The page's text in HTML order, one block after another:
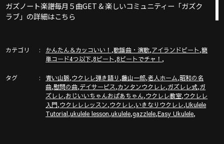
ガズノート楽譜毎月５曲GET & 楽しいコミュニティー「ガズク
ラブ」の詳細はこちら
ウクレレ技術が楽しく向上！気持ちいいお勉強キャンパス「ガ
ズレレ大学」の詳細はこちら
ガズのサブチャンネル「ガズノイエ」
https://www.youtube.com/channel/UC8YUGZF76p-
GD_HKq_ZQRHA
カテゴリ かんたん＆カッコいい！ ,歌謡曲・演歌,アイランドビート,簡
単コード4つ以下,8ビート,8ビートでチャ！ ,
タグ 青い山脈,ウクレレ弾き語り ,藤山一郎,老人ホーム,昭和の名
曲,慰問の曲,デイサービス,カンタンウクレレ,ガズレレ式,ガ
ズレレ,おじいいちゃんおばあちゃん,ウクレレ教室,ウクレレ
入門,ウクレレレッスン,ウクレレ,いきなりウクレレ,Ukulele
Tutorial,ukulele lesson,ukulele,gazzlele,Easy Ukulele,